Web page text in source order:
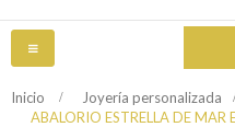
NAVEGACIÓN
TOGGLE
Inicio > Joyería personalizada
ABALORIO ESTRELLA DE MAR